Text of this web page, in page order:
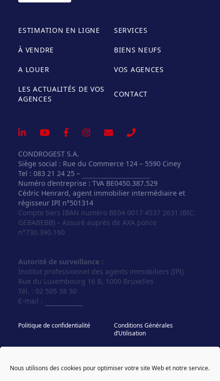
Nous utilisons des cookies pour optimiser votre site Web et notre service.
ESTIMATION EN LIGNE SERVICES
À VENDRE BIENS NEUFS
A LOUER VOS AGENCES
LES ACTUALITÉS DE VOS
AGENCES
CONTACT
CONDROGEST S.A.
Siège social : Rue du Commerce 124 – 5590 Ciney
Tel : 083 21 24 25 –
Numéro d’entreprise : TVA BE0450.387.529
Cédric Henrard, agent immobilier intermédiaire et
régisseur IPI n°501314
Compte tiers IBAN numéro BE04 0017 4537 2631 (BIC:
GEBABEBB) – Assuré auprès de AXA police
n°730.390.160
Autorité de surveillance :
Institut professionnel des agents immobiliers (IPI)
Rue du Luxembourg 16 B, 1000 Bruxelles
Tél. : 02 505 38 50
E-mail :
Politique de confidentialité
Conditions Générales
d’Utilisation
© Vos Agences 2026